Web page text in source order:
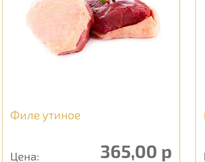
Филе утиное
Цена: 365,00 р